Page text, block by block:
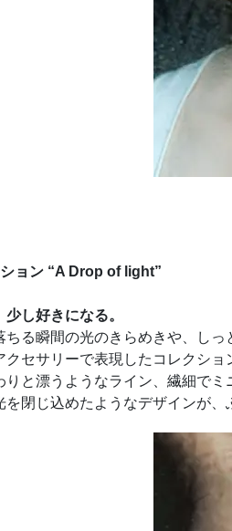
ョン “A Drop of light”
し好きになる。
ちる瞬間の光のきらめきや、しっ
クセサリーで表現したコレクショ
りと漂うようなライン、繊細で
を閉じ込めたようなデザインが、